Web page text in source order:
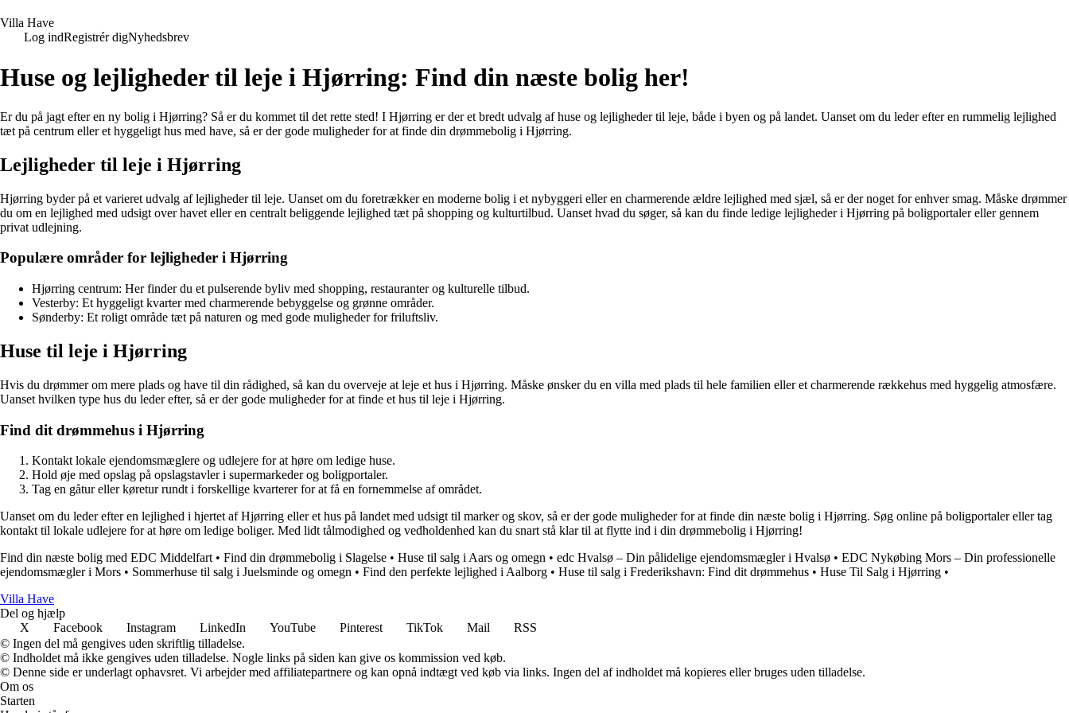
Villa Have
Log indRegistrér digNyhedsbrev
Huse og lejligheder til leje i Hjørring: Find din næste bolig her!
Er du på jagt efter en ny bolig i Hjørring? Så er du kommet til det rette sted! I Hjørring er der et bredt udvalg af huse og lejligheder til leje, både i byen og på landet. Uanset om du leder efter en rummelig lejlighed
tæt på centrum eller et hyggeligt hus med have, så er der gode muligheder for at finde din drømmebolig i Hjørring.
Lejligheder til leje i Hjørring
Hjørring byder på et varieret udvalg af lejligheder til leje. Uanset om du foretrækker en moderne bolig i et nybyggeri eller en charmerende ældre lejlighed med sjæl, så er der noget for enhver smag. Måske drømmer
du om en lejlighed med udsigt over havet eller en centralt beliggende lejlighed tæt på shopping og kulturtilbud. Uanset hvad du søger, så kan du finde ledige lejligheder i Hjørring på boligportaler eller gennem
privat udlejning.
Populære områder for lejligheder i Hjørring
Hjørring centrum: Her finder du et pulserende byliv med shopping, restauranter og kulturelle tilbud.
Vesterby: Et hyggeligt kvarter med charmerende bebyggelse og grønne områder.
Sønderby: Et roligt område tæt på naturen og med gode muligheder for friluftsliv.
Huse til leje i Hjørring
Hvis du drømmer om mere plads og have til din rådighed, så kan du overveje at leje et hus i Hjørring. Måske ønsker du en villa med plads til hele familien eller et charmerende rækkehus med hyggelig atmosfære.
Uanset hvilken type hus du leder efter, så er der gode muligheder for at finde et hus til leje i Hjørring.
Find dit drømmehus i Hjørring
Kontakt lokale ejendomsmæglere og udlejere for at høre om ledige huse.
Hold øje med opslag på opslagstavler i supermarkeder og boligportaler.
Tag en gåtur eller køretur rundt i forskellige kvarterer for at få en fornemmelse af området.
Uanset om du leder efter en lejlighed i hjertet af Hjørring eller et hus på landet med udsigt til marker og skov, så er der gode muligheder for at finde din næste bolig i Hjørring. Søg online på boligportaler eller tag
kontakt til lokale udlejere for at høre om ledige boliger. Med lidt tålmodighed og vedholdenhed kan du snart stå klar til at flytte ind i din drømmebolig i Hjørring!
Find din næste bolig med EDC Middelfart • Find din drømmebolig i Slagelse • Huse til salg i Aars og omegn • edc Hvalsø – Din pålidelige ejendomsmægler i Hvalsø • EDC Nykøbing Mors – Din professionelle
ejendomsmægler i Mors • Sommerhuse til salg i Juelsminde og omegn • Find den perfekte lejlighed i Aalborg • Huse til salg i Frederikshavn: Find dit drømmehus • Huse Til Salg i Hjørring •
Villa Have
Del og hjælp
X
Facebook Instagram LinkedIn YouTube Pinterest TikTok Mail
RSS
© Ingen del må gengives uden skriftlig tilladelse.
© Indholdet må ikke gengives uden tilladelse. Nogle links på siden kan give os kommission ved køb.
© Denne side er underlagt ophavsret. Vi arbejder med affiliatepartnere og kan opnå indtægt ved køb via links. Ingen del af indholdet må kopieres eller bruges uden tilladelse.
Om os
Starten